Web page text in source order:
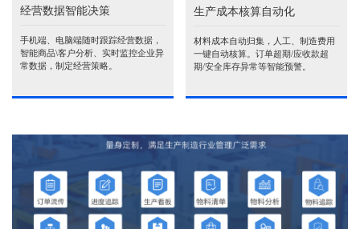
经营数据智能决策
手机端、电脑端随时跟踪经营数据，
智能商品\客户分析、实时监控企业异
常数据，制定经营策略。
生产成本核算自动化
材料成本自动归集，人工、制造费用
一键自动核算。订单超期/应收款超
期/安全库存异常等智能预警。